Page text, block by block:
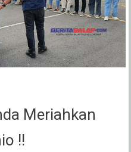
Meriahkan
!!